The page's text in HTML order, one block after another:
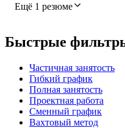
Ещё 1 резюме
Быстрые
Частичная занятость
Гибкий график
Полная занятость
Проектная работа
Сменный график
Вахтовый метод